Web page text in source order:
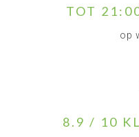
TOT
op
8.9 / 10